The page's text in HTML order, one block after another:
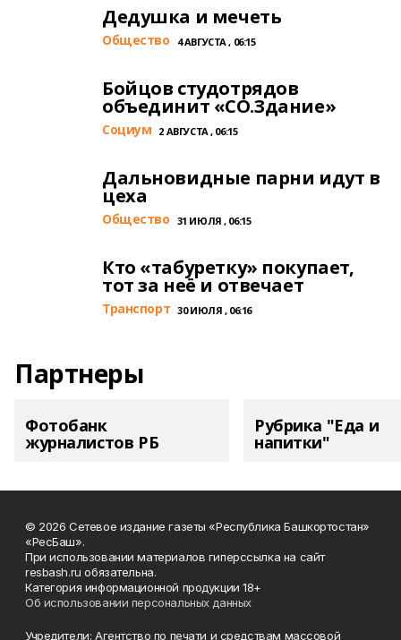
Дедушка и мечеть
Общество 4 АВГУСТА , 06:15
Бойцов студотрядов
объединит «СО.Здание»
Cоциум 2 АВГУСТА , 06:15
Дальновидные парни идут в
цеха
Общество 31 ИЮЛЯ , 06:15
Кто «табуретку» покупает,
тот за неё и отвечает
Транспорт 30 ИЮЛЯ , 06:16
Партнеры
Фотобанк
журналистов РБ
Рубрика "Еда и
напитки"
© 2026 Сетевое издание газеты «Республика Башкортостан»
«РесБаш».
При использовании материалов гиперссылка на сайт
resbash.ru обязательна.
Категория информационной продукции 18+
Об использовании персональных данных
Учредители: Агентство по печати и средствам массовой